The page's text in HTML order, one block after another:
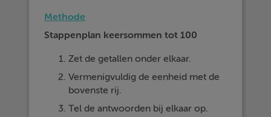
Methode
Stappenplan keersommen tot 100
Zet de getallen onder elkaar.
Vermenigvuldig de eenheid met de
bovenste rij.
Tel de antwoorden bij elkaar op.